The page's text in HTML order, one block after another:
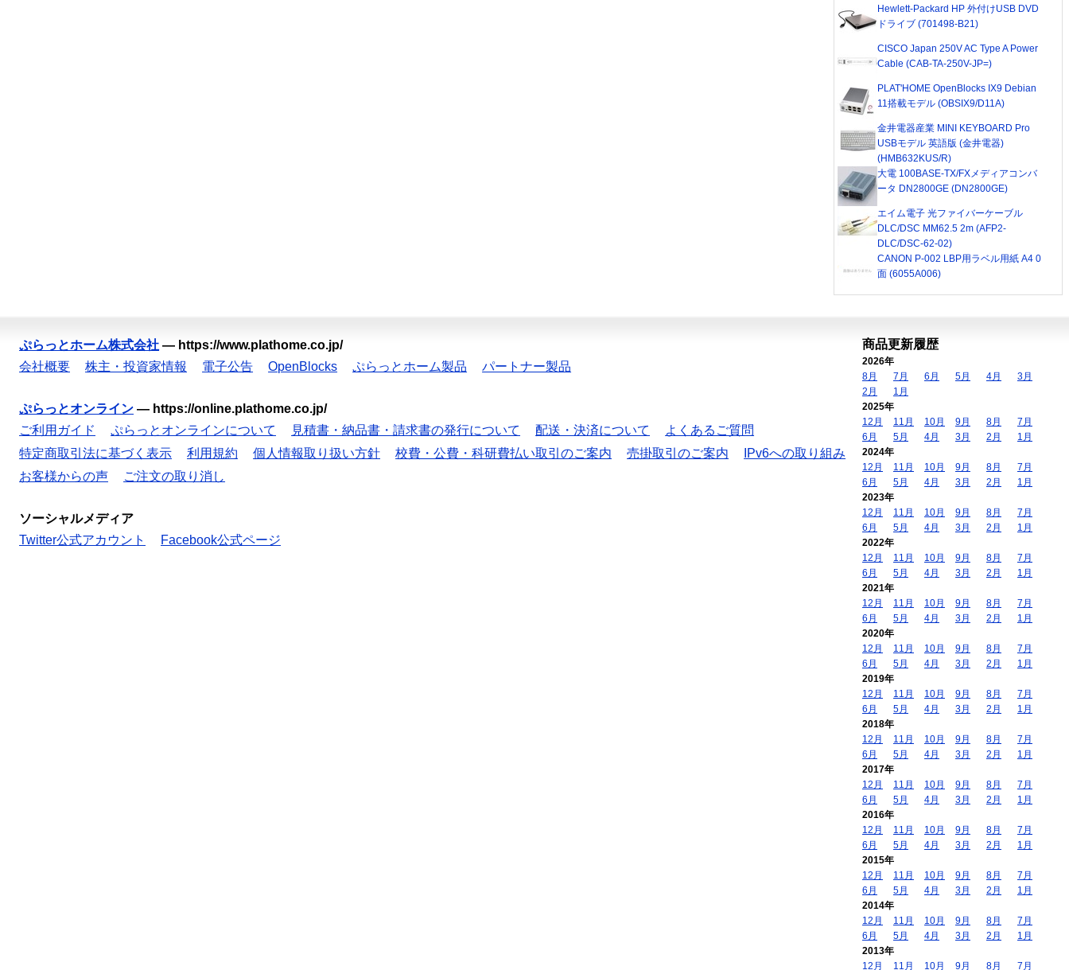
Hewlett-Packard HP 外付けUSB DVD
ドライブ (701498-B21)
CISCO Japan 250V AC Type A Power
Cable (CAB-TA-250V-JP=)
PLAT'HOME OpenBlocks IX9 Debian
11搭載モデル (OBSIX9/D11A)
金井電器産業 MINI KEYBOARD Pro
USBモデル 英語版 (金井電器)
(HMB632KUS/R)
大電 100BASE-TX/FXメディアコンバ
ータ DN2800GE (DN2800GE)
エイム電子 光ファイバーケーブル
DLC/DSC MM62.5 2m (AFP2-
DLC/DSC-62-02)
CANON P-002 LBP用ラベル用紙 A4 0
面 (6055A006)
ぷらっとホーム株式会社 — https://www.plathome.co.jp/
会社概要
株主・投資家情報 電子公告 OpenBlocks ぷらっとホーム製品 パートナー製品
ぷらっとオンライン — https://online.plathome.co.jp/
ご利用ガイド
ぷらっとオンラインについて 見積書・納品書・請求書の発行について 配送・決済について
よくあるご質問
特定商取引法に基づく表示
利用規約 個人情報取り扱い方針 校費・公費・科研費払い取引のご案内 売掛取引のご案内
IPv6への取り組み
お客様からの声
ご注文の取り消し
ソーシャルメディア
Twitter公式アカウント
Facebook公式ページ
商品更新履歴
2026年
8月
7月 6月 5月 4月
3月
2月
1月
2025年
12月
11月 10月 9月 8月
7月
6月
5月 4月 3月 2月
1月
2024年
12月
11月 10月 9月 8月
7月
6月
5月 4月 3月 2月
1月
2023年
12月
11月 10月 9月 8月
7月
6月
5月 4月 3月 2月
1月
2022年
12月
11月 10月 9月 8月
7月
6月
5月 4月 3月 2月
1月
2021年
12月
11月 10月 9月 8月
7月
6月
5月 4月 3月 2月
1月
2020年
12月
11月 10月 9月 8月
7月
6月
5月 4月 3月 2月
1月
2019年
12月
11月 10月 9月 8月
7月
6月
5月 4月 3月 2月
1月
2018年
12月
11月 10月 9月 8月
7月
6月
5月 4月 3月 2月
1月
2017年
12月
11月 10月 9月 8月
7月
6月
5月 4月 3月 2月
1月
2016年
12月
11月 10月 9月 8月
7月
6月
5月 4月 3月 2月
1月
2015年
12月
11月 10月 9月 8月
7月
6月
5月 4月 3月 2月
1月
2014年
12月
11月 10月 9月 8月
7月
6月
5月 4月 3月 2月
1月
2013年
12月
11月 10月 9月 8月 7月